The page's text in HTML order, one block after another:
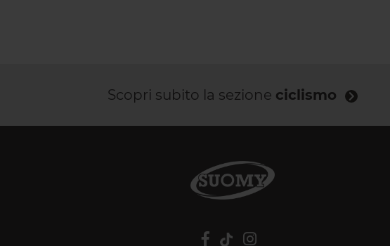
Scopri subito la sezione ciclismo